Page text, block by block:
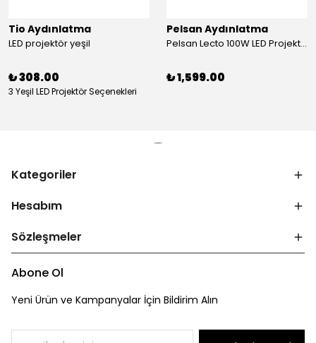
Tio Aydınlatma
LED projektör yeşil
₺ 308.00
3 Yeşil LED Projektör Seçenekleri
Pelsan Aydınlatma
Pelsan Lecto 100W LED Projektör 5000K IP65 Dış Mekan Aydınlatma
₺ 1,599.00
Kategoriler
Hesabım
Sözleşmeler
Abone Ol
Yeni Ürün ve Kampanyalar İçin Bildirim Alın